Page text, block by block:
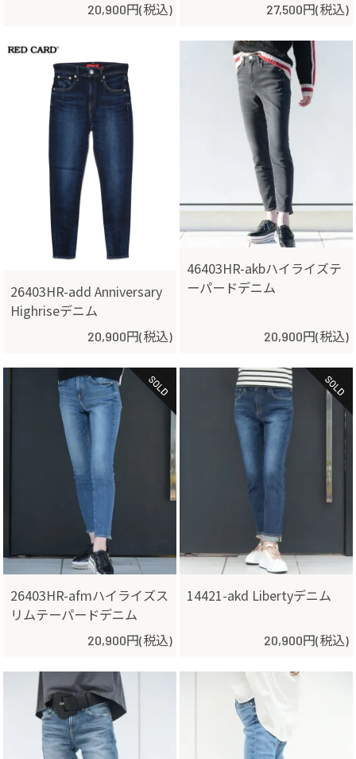
20,900円(税込) 27,500円(税込)
26403HR-add Anniversary
Highriseデニム
20,900円(税込)
46403HR-akbハイライズテ
ーパードデニム
20,900円(税込)
26403HR-afmハイライズス
リムテーパードデニム
20,900円(税込)
14421-akd Libertyデニム
20,900円(税込)